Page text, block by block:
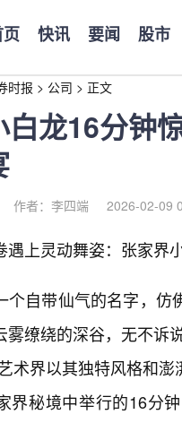
快讯 要闻 股市
时报 > 公司 > 正文
白龙16分钟
作者：李四端 2026-02-09
遇上灵动舞姿：张家界
个自带仙气的名字，
雾缭绕的深谷，无不诉
界以其独特风格和澎
界秘境中举行的16分